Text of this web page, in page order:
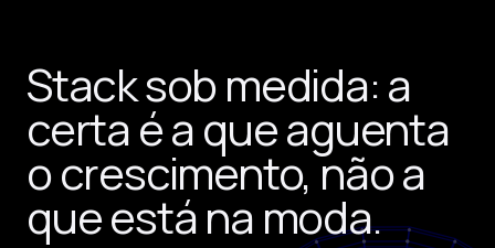
Stack sob medida: a
certa é a que aguenta
o crescimento, não a
que está na moda.